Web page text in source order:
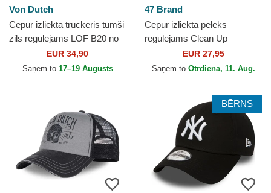
Von Dutch
Cepur izliekta truckeris tumši
zils regulējams LOF B20 no
Von DutchEUR 34,90
Saņem to 17–19 Augusts
47 Brand
Cepur izliekta pelēks
regulējams Clean Up
Contrast Vintage Navy no
New York Yankees MLB no
EUR 27,95
Saņem to Otrdiena, 11. Aug.
BĒRNS